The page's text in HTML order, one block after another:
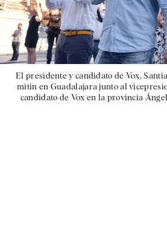
El presidente y candidato de Vox,
mitin en Guadalajara junto al
candidato de Vox en la provincia